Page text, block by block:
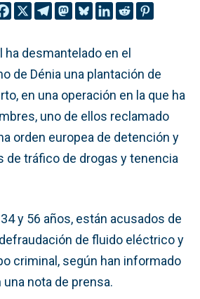
ha desmantelado en el
de Dénia una plantación de
en una operación en la que ha
uno de ellos reclamado
orden europea de detención y
de tráfico de drogas y tenencia
y 56 años, están acusados de
de fluido eléctrico y
criminal, según han informado
nota de prensa.